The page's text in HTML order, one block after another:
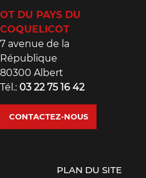
OT DU PAYS DU
COQUELICOT
7 avenue de la
République
80300 Albert
Tél.: 03 22 75 16 42
CONTACTEZ-NOUS
PLAN DU SITE